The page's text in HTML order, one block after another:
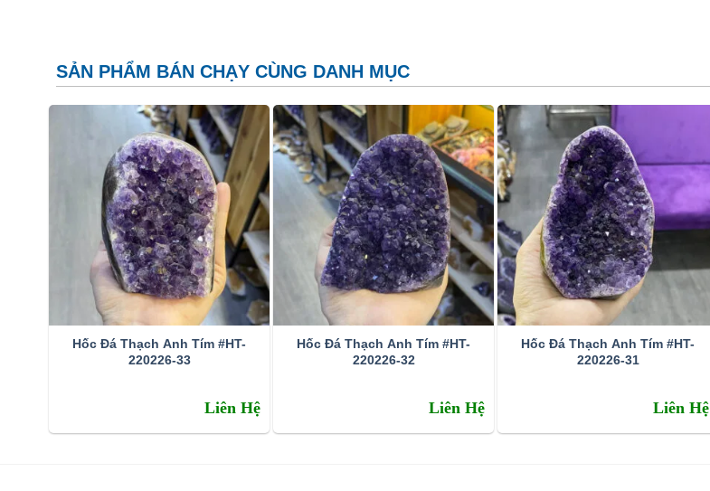
Tên khoa học: đá thạch anh tím (amethyst)
SẢN PHẨM BÁN CHẠY CÙNG DANH MỤC
Hốc Đá Thạch Anh Tím #HT-
220226-33
Liên Hệ
Hốc Đá Thạch Anh Tím #HT-
220226-32
Liên Hệ
Hốc Đá Thạch Anh Tím #HT-
220226-31
Liên Hệ